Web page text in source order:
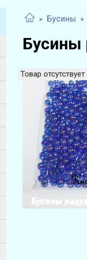
Бусины
Товар отсутствует